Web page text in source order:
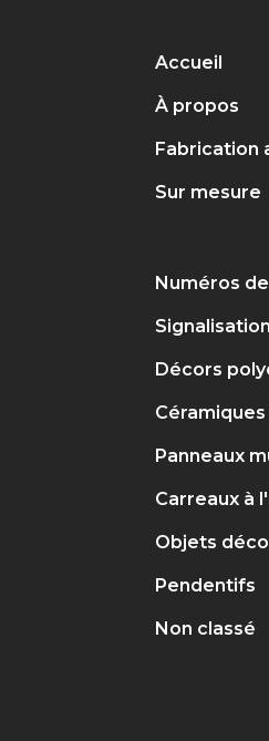
Accueil
À propos
Fabrication
Sur mesure
Numéros
Signalisation
Décors
Panneaux
Carreaux à
Objets
Pendentifs
Non classé